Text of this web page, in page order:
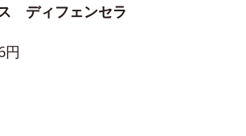
ディフェンセラ
円